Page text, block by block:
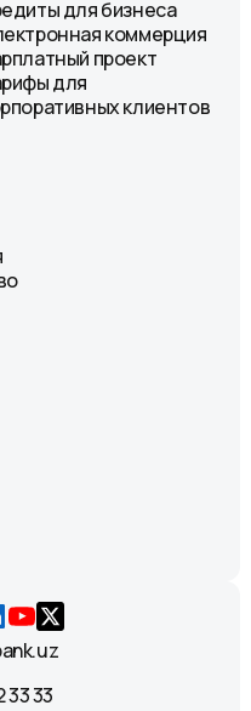
для бизнеса
коммерция
проект
для
клиентов
33 33